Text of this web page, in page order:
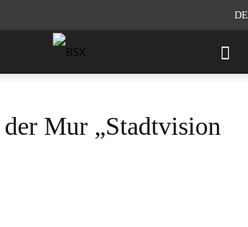
DE
Mur „Stadtvision